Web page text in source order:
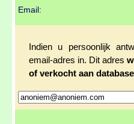
Email:
Indien u persoonlijk
email-adres in. Dit adres
of verkocht aan